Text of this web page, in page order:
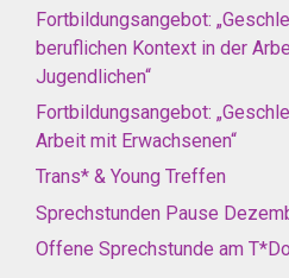
Fortbildungsangebot:
beruflichen Kontext in der
Jugendlichen“
Fortbildungsangebot:
Arbeit mit Erwachsenen“
Trans* & Young Treffen
Sprechstunden Pause
Offene Sprechstunde am